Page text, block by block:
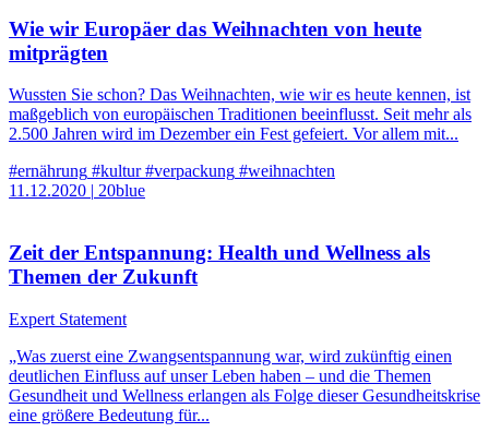
Wie wir Europäer das Weihnachten von heute
mitprägten
Wussten Sie schon? Das Weihnachten, wie wir es heute kennen, ist
maßgeblich von europäischen Traditionen beeinflusst. Seit mehr als
2.500 Jahren wird im Dezember ein Fest gefeiert. Vor allem mit...
#ernährung #kultur #verpackung #weihnachten
11.12.2020 | 20blue
Zeit der Entspannung: Health und Wellness als
Themen der Zukunft
Expert Statement
„Was zuerst eine Zwangsentspannung war, wird zukünftig einen
deutlichen Einfluss auf unser Leben haben – und die Themen
Gesundheit und Wellness erlangen als Folge dieser Gesundheitskrise
eine größere Bedeutung für...